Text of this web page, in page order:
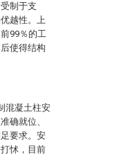
制于支
越性。上
99％的工
使得结构
混凝土柱安
确就位、
要求。安
怵，目前